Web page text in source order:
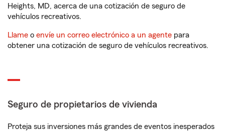
Heights, MD, acerca de una cotización de seguro de
vehículos recreativos.
Llame o envíe un correo electrónico a un agente para
obtener una cotización de seguro de vehículos recreativos.
Seguro de propietarios de vivienda
Proteja sus inversiones más grandes de eventos inesperados